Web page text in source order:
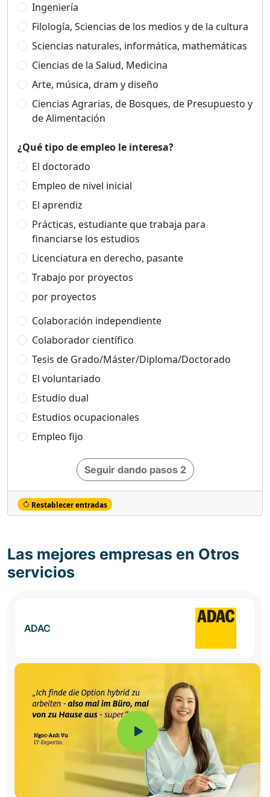
Ingeniería
Filología, Sciencias de los medios y de la cultura
Sciencias naturales, informática, mathemáticas
Ciencias de la Salud, Medicina
Arte, música, dram y diseño
Ciencias Agrarias, de Bosques, de Presupuesto y
de Alimentación
¿Qué tipo de empleo le interesa?
El doctorado
Empleo de nivel inicial
El aprendiz
Prácticas, estudiante que trabaja para
financiarse los estudios
Licenciatura en derecho, pasante
Trabajo por proyectos
por proyectos
Colaboración independiente
Colaborador científico
Tesis de Grado/Máster/Diploma/Doctorado
El voluntariado
Estudio dual
Estudios ocupacionales
Empleo fijo
Seguir dando pasos 2
Restablecer entradas
Las mejores empresas en Otros
servicios
ADAC